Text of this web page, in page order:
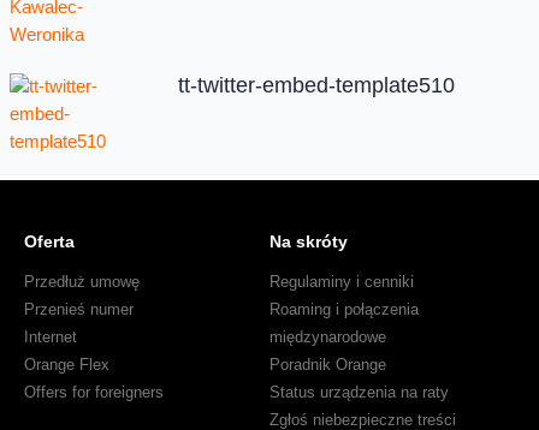
tt-twitter-embed-template510
Oferta
Przedłuż umowę
Przenieś numer
Internet
Orange Flex
Offers for foreigners
Na skróty
Regulaminy i cenniki
Roaming i połączenia
międzynarodowe
Poradnik Orange
Status urządzenia na raty
Zgłoś niebezpieczne treści